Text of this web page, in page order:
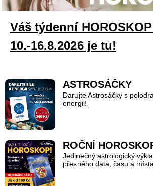
Váš týdenní
10.-16.8.2026 je tu!
ASTROSÁČKY
Darujte Astrosáčky s
energii!
ROČNÍ
Jedinečný astrologický
přesného data, času a